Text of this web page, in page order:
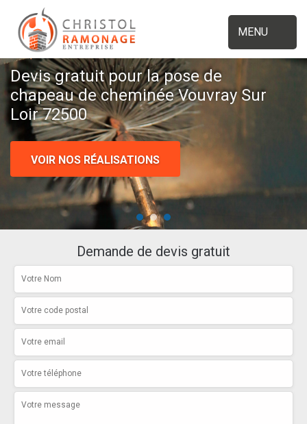
MENU
Devis gratuit pour la pose de
chapeau de cheminée Vouvray Sur
Loir 72500
VOIR NOS RÉALISATIONS
Demande de devis gratuit